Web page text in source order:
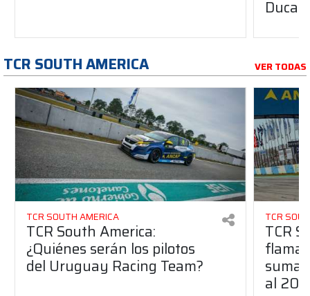
Ducati
TCR SOUTH AMERICA VER TODAS
TCR SOUTH AMERICA
TCR South America:
¿Quiénes serán los pilotos
del Uruguay Racing Team?
TCR
TCR
suma
al